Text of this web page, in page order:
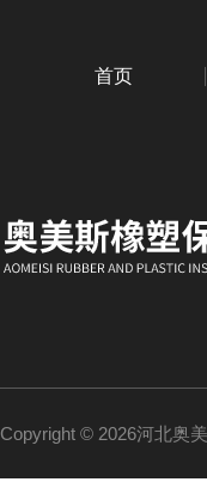
首页
Copyright © 2026河北奥